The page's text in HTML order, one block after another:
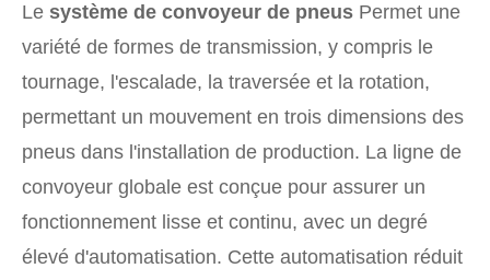
Le système de convoyeur de pneus Permet une
variété de formes de transmission, y compris le
tournage, l'escalade, la traversée et la rotation,
permettant un mouvement en trois dimensions des
pneus dans l'installation de production. La ligne de
convoyeur globale est conçue pour assurer un
fonctionnement lisse et continu, avec un degré
élevé d'automatisation. Cette automatisation réduit